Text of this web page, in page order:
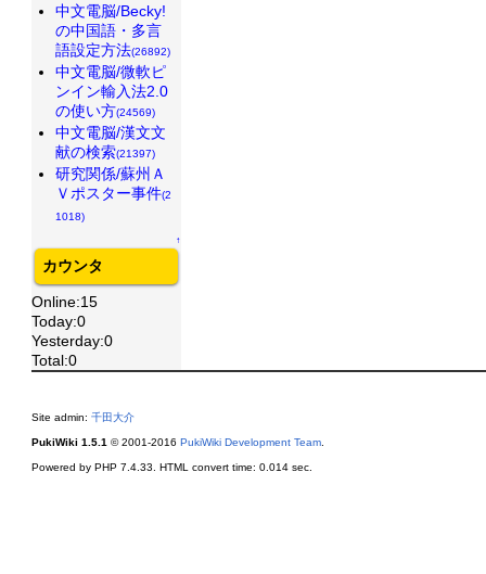
中文電脳/Becky!
の中国語・多言
語設定方法(26892)
中文電脳/微軟ピ
ンイン輸入法2.0
の使い方(24569)
中文電脳/漢文文
献の検索(21397)
研究関係/蘇州Ａ
Ｖポスター事件(2
1018)
↑
カウンタ
Online:15
Today:0
Yesterday:0
Total:0
Site admin: 千田大介
PukiWiki 1.5.1 © 2001-2016 PukiWiki Development Team.
Powered by PHP 7.4.33. HTML convert time: 0.014 sec.